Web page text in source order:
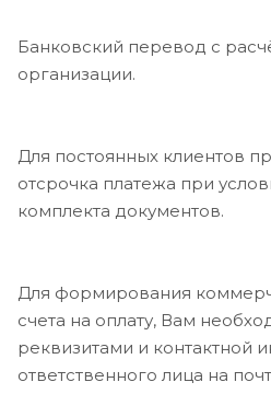
Банковский перевод с
организации.
Для постоянных клиентов
отсрочка платежа при
комплекта документов.
Для формирования
счета на оплату, Вам
реквизитами и контактной
ответственного лица на